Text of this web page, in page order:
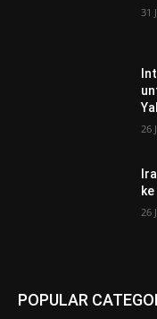
31
26
26
POPULAR